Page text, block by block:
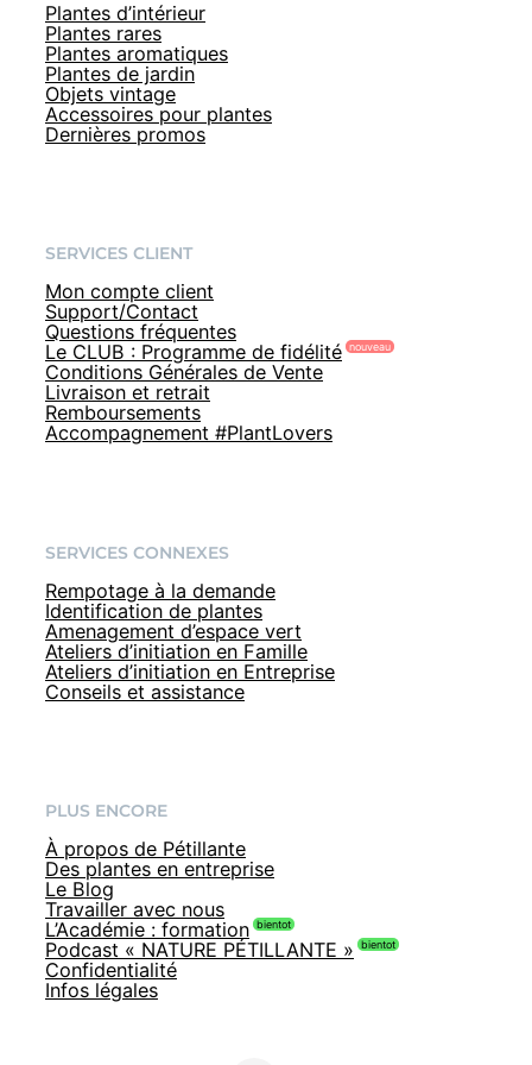
Plantes d’intérieur
Plantes rares
Plantes aromatiques
Plantes de jardin
Objets vintage
Accessoires pour plantes
Dernières promos
SERVICES CLIENT
Mon compte client
Support/Contact
Questions fréquentes
Le CLUB : Programme de fidélité
Conditions Générales de Vente
Livraison et retrait
Remboursements
Accompagnement #PlantLovers
SERVICES CONNEXES
Rempotage à la demande
Identification de plantes
Amenagement d’espace vert
Ateliers d’initiation en Famille
Ateliers d’initiation en Entreprise
Conseils et assistance
PLUS ENCORE
À propos de Pétillante
Des plantes en entreprise
Le Blog
Travailler avec nous
L’Académie : formation
Podcast « NATURE PÉTILLANTE »
Confidentialité
Infos légales